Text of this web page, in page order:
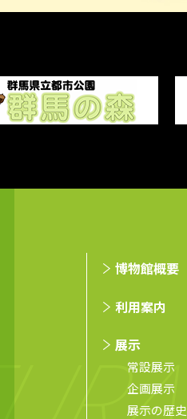
博物館概要
利用案内
展示
常設展示
企画展示
展示の歴史